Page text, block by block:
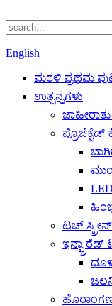
English
ಮರಳಿ ಪ್ರಥಮ
ಉತ್ಪನ್ನಗಳು
ಟಚ್